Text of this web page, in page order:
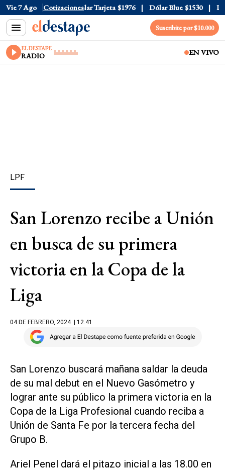
Vie 7 Ago Cotizaciones
Oficial $1520 Dólar Tarjeta $1976 Dólar Blue $1530
Suscribite por $10.000
EL DESTAPE
RADIO EN VIVO
LPF
San Lorenzo recibe a Unión
en busca de su primera
victoria en la Copa de la
Liga
04 DE FEBRERO, 2024 | 12.41
San Lorenzo buscará mañana saldar la deuda
de su mal debut en el Nuevo Gasómetro y
lograr ante su público la primera victoria en la
Copa de la Liga Profesional cuando reciba a
Unión de Santa Fe por la tercera fecha del
Grupo B.
Ariel Penel dará el pitazo inicial a las 18.00 en